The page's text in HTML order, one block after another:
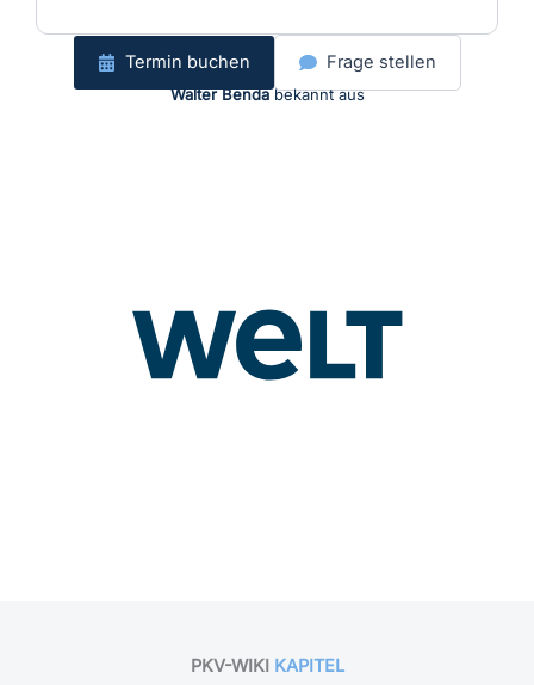
Termin buchen Frage stellen
Walter Bendabekannt aus
PKV-WIKI KAPITEL